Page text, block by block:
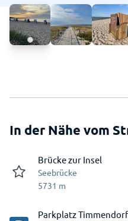
In der Nähe vom
Brücke zur Insel
Seebrücke
5731 m
Parkplatz Timmendorf